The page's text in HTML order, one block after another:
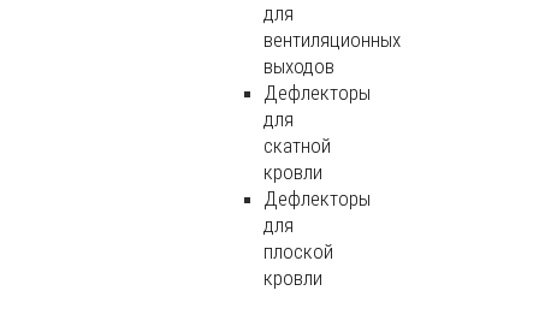
для
вентиляционных
выходов
Дефлекторы
для
скатной
кровли
Дефлекторы
для
плоской
кровли